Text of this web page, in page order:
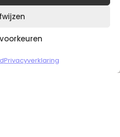
Privacyverklaring